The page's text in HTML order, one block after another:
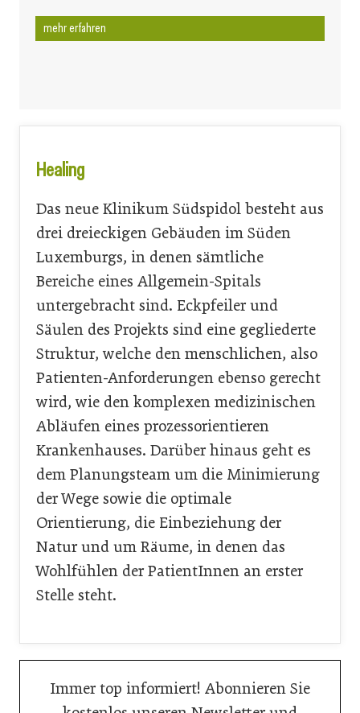
mehr erfahren
Healing
Das neue Klinikum Südspidol besteht aus
drei dreieckigen Gebäuden im Süden
Luxemburgs, in denen sämtliche
Bereiche eines Allgemein-Spitals
untergebracht sind. Eckpfeiler und
Säulen des Projekts sind eine gegliederte
Struktur, welche den menschlichen, also
Patienten-Anforderungen ebenso gerecht
wird, wie den komplexen medizinischen
Abläufen eines prozessorientieren
Krankenhauses. Darüber hinaus geht es
dem Planungsteam um die Minimierung
der Wege sowie die optimale
Orientierung, die Einbeziehung der
Natur und um Räume, in denen das
Wohlfühlen der PatientInnen an erster
Stelle steht.
Immer top informiert! Abonnieren Sie